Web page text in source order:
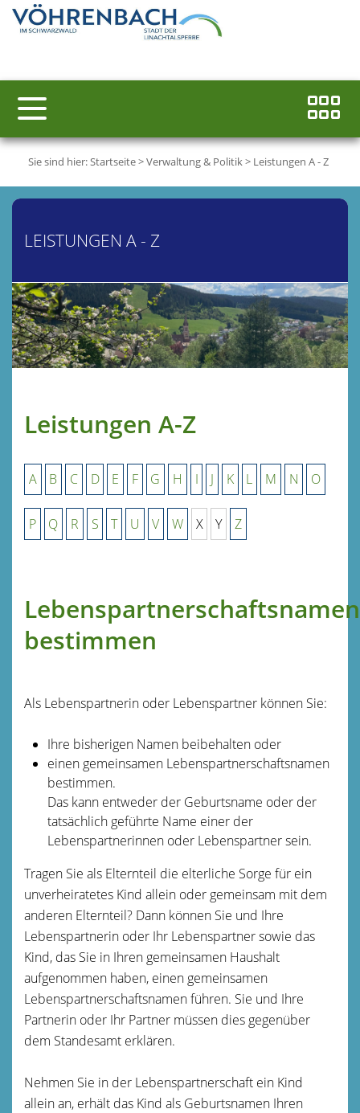
Sie sind hier:Startseite>Verwaltung & Politik> Leistungen A - Z
LEISTUNGEN A - Z
Leistungen A-Z
A B C D E F G H I J K L M N O
P Q R S T U V W X Y Z
Lebenspartnerschaftsnamen
bestimmen
Als Lebenspartnerin oder Lebenspartner können Sie:
Ihre bisherigen Namen beibehalten oder
einen gemeinsamen Lebenspartnerschaftsnamen
bestimmen.
Das kann entweder der Geburtsname oder der
tatsächlich geführte Name einer der
Lebenspartnerinnen oder Lebenspartner sein.
Tragen Sie als Elternteil die elterliche Sorge für ein
unverheiratetes Kind allein oder gemeinsam mit dem
anderen Elternteil? Dann können Sie und Ihre
Lebenspartnerin oder Ihr Lebenspartner sowie das
Kind, das Sie in Ihren gemeinsamen Haushalt
aufgenommen haben, einen gemeinsamen
Lebenspartnerschaftsnamen führen. Sie und Ihre
Partnerin oder Ihr Partner müssen dies gegenüber
dem Standesamt erklären.
Nehmen Sie in der Lebenspartnerschaft ein Kind
allein an, erhält das Kind als Geburtsnamen Ihren